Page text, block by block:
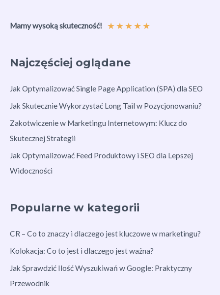
Mamy wysoką skuteczność! ★★★★★
Najczęściej oglądane
Jak Optymalizować Single Page Application (SPA) dla SEO
Jak Skutecznie Wykorzystać Long Tail w Pozycjonowaniu?
Zakotwiczenie w Marketingu Internetowym: Klucz do
Skutecznej Strategii
Jak Optymalizować Feed Produktowy i SEO dla Lepszej
Widoczności
Popularne w kategorii
CR – Co to znaczy i dlaczego jest kluczowe w marketingu?
Kolokacja: Co to jest i dlaczego jest ważna?
Jak Sprawdzić Ilość Wyszukiwań w Google: Praktyczny
Przewodnik